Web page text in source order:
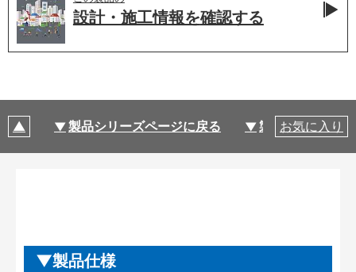
設計・施工情報を確認する
製品シリーズページに戻る 製品仕様
お気に入り
製品仕様